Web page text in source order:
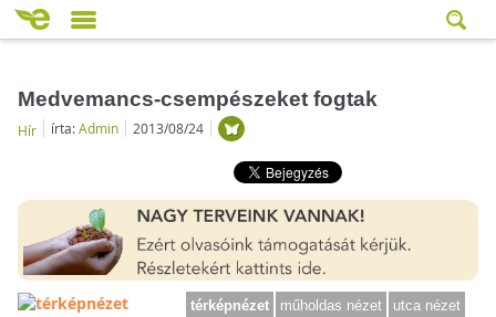
Medvemancs-csempészeket fogtak
Hír írta:Admin 2013/08/24
térképnézet műholdas nézet utca nézet